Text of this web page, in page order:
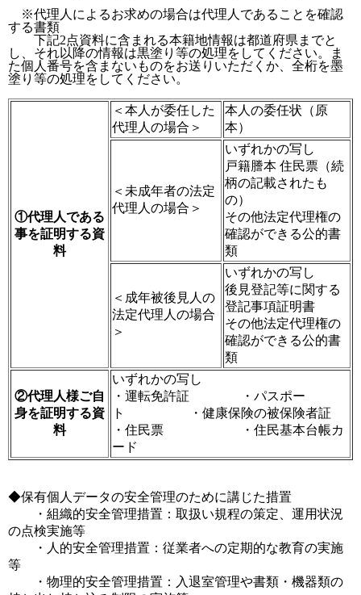
※代理人によるお求めの場合は代理人であることを確認
する書類
下記2点資料に含まれる本籍地情報は都道府県までと
し、それ以降の情報は黒塗り等の処理をしてください。ま
た個人番号を含まないものをお送りいただくか、全桁を墨
塗り等の処理をしてください。
①代理人である
事を証明する資
料
＜本人が委任した
代理人の場合＞
本人の委任状（原
本）
＜未成年者の法定
代理人の場合＞
いずれかの写し
戸籍謄本 住民票（続
柄の記載されたも
の）
その他法定代理権の
確認ができる公的書
類
＜成年被後見人の
法定代理人の場合
＞
いずれかの写し
後見登記等に関する
登記事項証明書
その他法定代理権の
確認ができる公的書
類
②代理人様ご自
身を証明する資
料
いずれかの写し
・運転免許証 ・パスポー
ト ・健康保険の被保険者証
・住民票 ・住民基本台帳カ
ード
◆保有個人データの安全管理のために講じた措置
・組織的安全管理措置：取扱い規程の策定、運用状況
の点検実施等
・人的安全管理措置：従業者への定期的な教育の実施
等
・物理的安全管理措置：入退室管理や書類・機器類の